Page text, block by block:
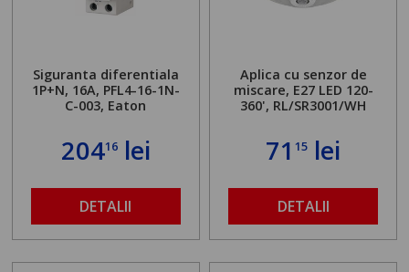
Siguranta diferentiala
1P+N, 16A, PFL4-16-1N-
C-003, Eaton
20416lei
DETALII
Aplica cu senzor de
miscare, E27 LED 120-
360', RL/SR3001/WH
7115 lei
DETALII